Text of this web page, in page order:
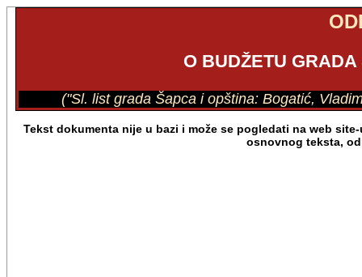
O BUDŽETU
("Sl. list grada Šapca i opština: Bogatić,
Tekst dokumenta nije u bazi i može se pogledati na web
osnovnog teksta,